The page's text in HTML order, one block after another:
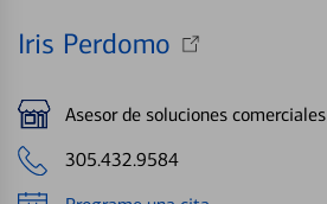
Iris Perdomo
Asesor de soluciones comerciales
305.432.9584